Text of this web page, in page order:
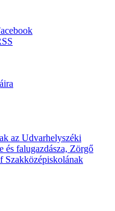
az Udvarhelyszéki
és falugazdásza, Zörgő
Szakközépiskolának